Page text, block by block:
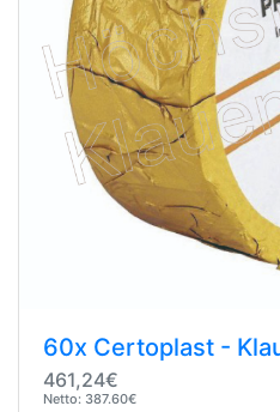
60x Certoplast -
461,24€
Netto: 387.60€